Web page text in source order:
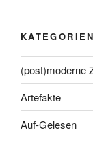
KATEGORIEN
(post)moderne
Artefakte
Auf-Gelesen